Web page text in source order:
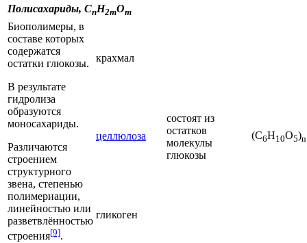
Полисахариды, CnH2mOm
Биополимеры, в
составе которых
содержатся
остатки глюкозы.
В результате
гидролиза
образуются
моносахариды.
Различаются
строением
структурного
звена, степенью
полимериации,
линейностью или
разветвлённостью
строения[9].
крахмал
состоят из
остатков
молекулы
глюкозы
(C6H10O5)n
целлюлоза
гликоген